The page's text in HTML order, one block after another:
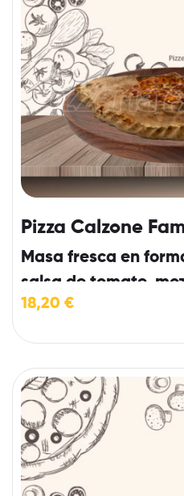
Pizza Calzone
Masa fresca en
salsa de tomate,
ingredientes a elegir.
18,20 €